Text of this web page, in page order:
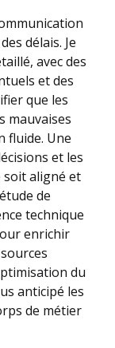
délais. Je
avec des
et des
que les
mauvaises
fluide. Une
et les
soit aligné et
de
technique
enrichir
du
anticipé les
de métier